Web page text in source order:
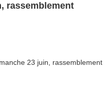
rassemblement